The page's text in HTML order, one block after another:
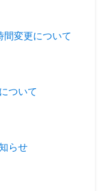
変更について
ついて
らせ